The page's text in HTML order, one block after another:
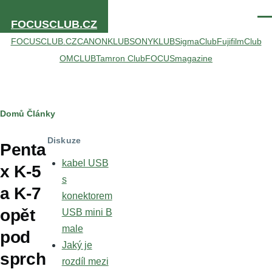
FOCUSCLUB.CZ
FOCUSCLUB.CZCANONKLUBSONYKLUBSigmaClubFujifilmClub
OMCLUBTamron ClubFOCUSmagazine
Drobečková
navigace
Domů Články
Penta
x K-5
a K-7
opět
pod
sprch
Diskuze
kabel USB
s
konektorem
USB mini B
male
Jaký je
rozdíl mezi